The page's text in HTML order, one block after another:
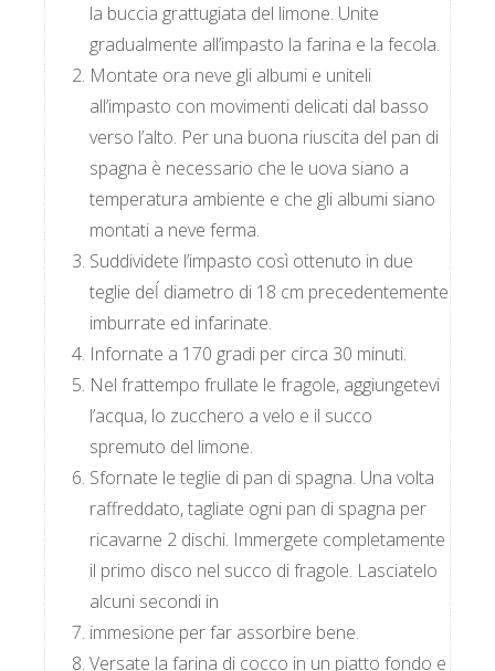
la buccia grattugiata del limone. Unite
gradualmente all’impasto la farina e la fecola.
Montate ora neve gli albumi e uniteli
all’impasto con movimenti delicati dal basso
verso l’alto. Per una buona riuscita del pan di
spagna è necessario che le uova siano a
temperatura ambiente e che gli albumi siano
montati a neve ferma.
Suddividete l’impasto così ottenuto in due
teglie deĺ diametro di 18 cm precedentemente
imburrate ed infarinate.
Infornate a 170 gradi per circa 30 minuti.
Nel frattempo frullate le fragole, aggiungetevi
l’acqua, lo zucchero a velo e il succo
spremuto del limone.
Sfornate le teglie di pan di spagna. Una volta
raffreddato, tagliate ogni pan di spagna per
ricavarne 2 dischi. Immergete completamente
il primo disco nel succo di fragole. Lasciatelo
alcuni secondi in
immesione per far assorbire bene.
Versate la farina di cocco in un piatto fondo e